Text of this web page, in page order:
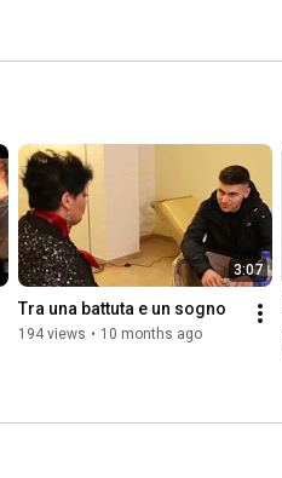
3:07
Tra una battuta e un sogno
194 views • 10 months ago